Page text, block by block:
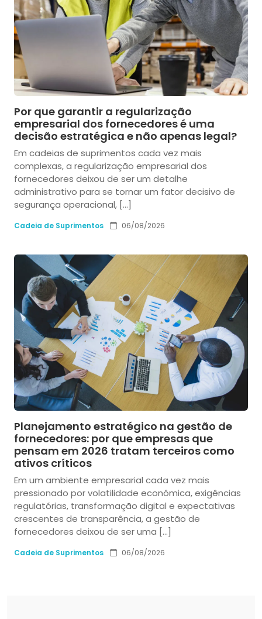
Por que garantir a regularização
empresarial dos fornecedores é uma
decisão estratégica e não apenas legal?
Em cadeias de suprimentos cada vez mais
complexas, a regularização empresarial dos
fornecedores deixou de ser um detalhe
administrativo para se tornar um fator decisivo de
segurança operacional, […]
Cadeia de Suprimentos 06/08/2026
Planejamento estratégico na gestão de
fornecedores: por que empresas que
pensam em 2026 tratam terceiros como
ativos críticos
Em um ambiente empresarial cada vez mais
pressionado por volatilidade econômica, exigências
regulatórias, transformação digital e expectativas
crescentes de transparência, a gestão de
fornecedores deixou de ser uma […]
Cadeia de Suprimentos 06/08/2026